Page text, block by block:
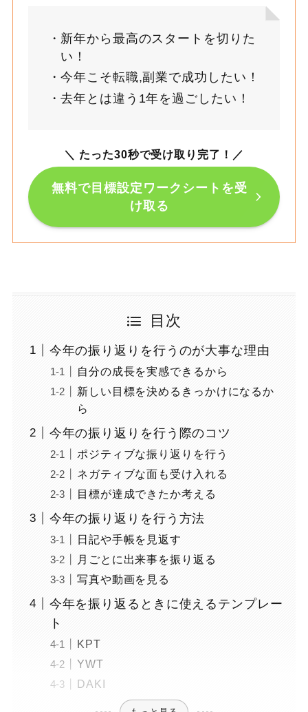
新年から最高のスタートを切りた
い！
今年こそ転職,副業で成功したい！
去年とは違う1年を過ごしたい！
＼ たった30秒で受け取り完了！ ／
無料で目標設定ワークシートを受
け取る
目次
今年の振り返りを行うのが大事な理由
自分の成長を実感できるから
新しい目標を決めるきっかけになるか
ら
今年の振り返りを行う際のコツ
ポジティブな振り返りを行う
ネガティブな面も受け入れる
目標が達成できたか考える
今年の振り返りを行う方法
日記や手帳を見返す
月ごとに出来事を振り返る
写真や動画を見る
今年を振り返るときに使えるテンプレー
ト
KPT
YWT
DAKI